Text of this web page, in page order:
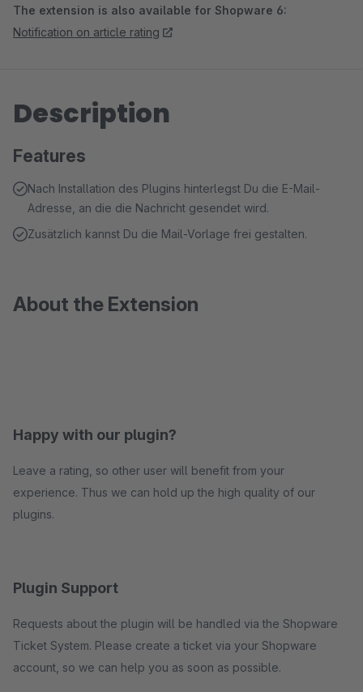
The extension is also available for Shopware 6:
Notification on article rating
Description
Features
Nach Installation des Plugins hinterlegst Du die E-Mail-
Adresse, an die die Nachricht gesendet wird.
Zusätzlich kannst Du die Mail-Vorlage frei gestalten.
About the Extension
Happy with our plugin?
Leave a rating, so other user will benefit from your
experience. Thus we can hold up the high quality of our
plugins.
Plugin Support
Requests about the plugin will be handled via the Shopware
Ticket System. Please create a ticket via your Shopware
account, so we can help you as soon as possible.